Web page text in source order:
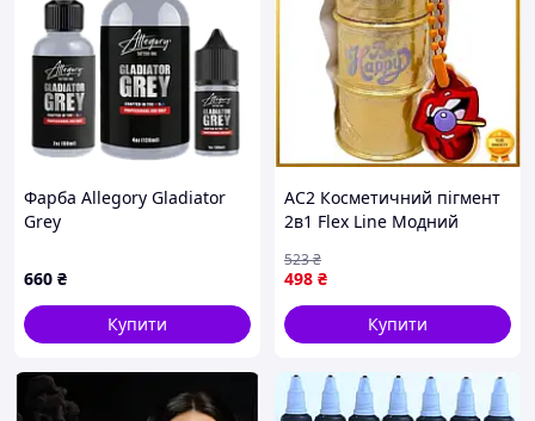
Фарба Allegory Gladiator
Grey
660 ₴
Купити
AC2 Косметичний пігмент
2в1 Flex Line Модний
макіяжу та декору шкіри
блискучий пігме DE
498 ₴
523₴
Купити